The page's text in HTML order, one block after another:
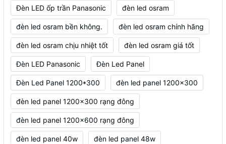
Đèn LED ốp trần Panasonic đèn led osram
đèn led osram bền không. đèn led osram chính hãng
đèn led osram chịu nhiệt tốt đèn led osram giá tốt
Đèn LED Panasonic Đèn Led Panel
Đèn Led Panel 1200*300 đèn led panel 1200x300
đèn led panel 1200x300 rạng đông
đèn led panel 1200x600 rạng đông
đèn led panel 40w đèn led panel 48w